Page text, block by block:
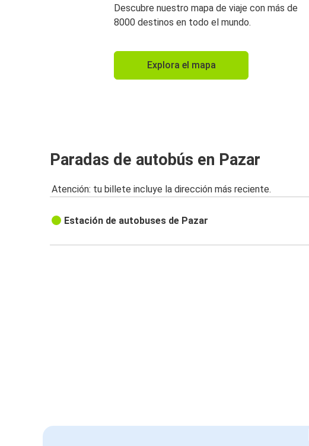
Descubre nuestro mapa de viaje con más de
8000 destinos en todo el mundo.
Explora el mapa
Paradas de autobús en Pazar
Atención: tu billete incluye la dirección más reciente.
Estación de autobuses de Pazar